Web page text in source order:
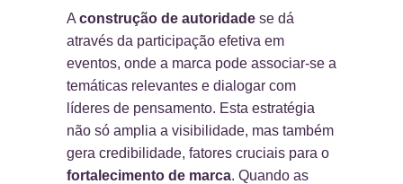
A construção de autoridade se dá
através da participação efetiva em
eventos, onde a marca pode associar-se a
temáticas relevantes e dialogar com
líderes de pensamento. Esta estratégia
não só amplia a visibilidade, mas também
gera credibilidade, fatores cruciais para o
fortalecimento de marca. Quando as